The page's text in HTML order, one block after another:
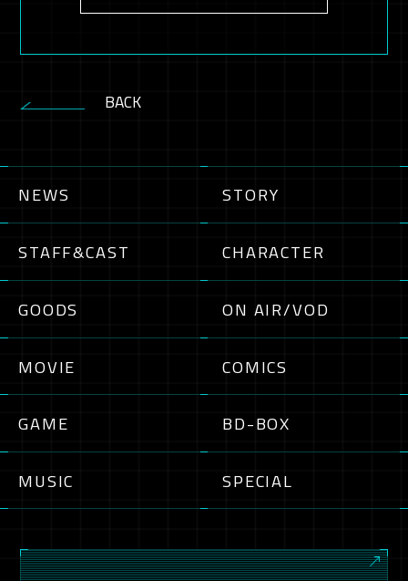
BACK
NEWS STORY
STAFF&CAST CHARACTER
GOODS ON AIR/VOD
MOVIE COMICS
GAME BD-BOX
MUSIC SPECIAL